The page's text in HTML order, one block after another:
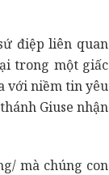
điệp liên quan
trong một giấc
với niềm tin yêu
Giuse nhận
mà chúng con